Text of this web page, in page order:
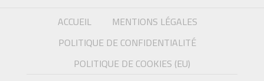
ACCUEIL
MENTIONS LÉGALES
POLITIQUE DE CONFIDENTIALITÉ
POLITIQUE DE COOKIES (EU)